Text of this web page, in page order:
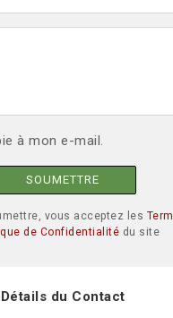
à mon e-mail.
SOUMETTRE
vous acceptez les
de Confidentialité du site
Détails du Contact